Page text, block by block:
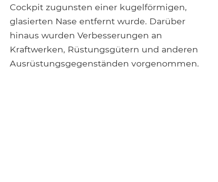
Cockpit zugunsten einer kugelförmigen,
glasierten Nase entfernt wurde. Darüber
hinaus wurden Verbesserungen an
Kraftwerken, Rüstungsgütern und anderen
Ausrüstungsgegenständen vorgenommen.